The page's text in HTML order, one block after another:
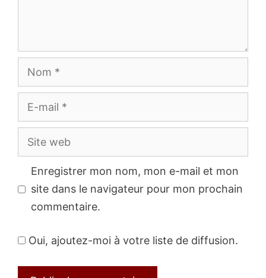
Nom
E-
mail
Site
web
Enregistrer mon nom, mon e-mail et mon
site dans le navigateur pour mon prochain
commentaire.
Oui, ajoutez-moi à votre liste de diffusion.